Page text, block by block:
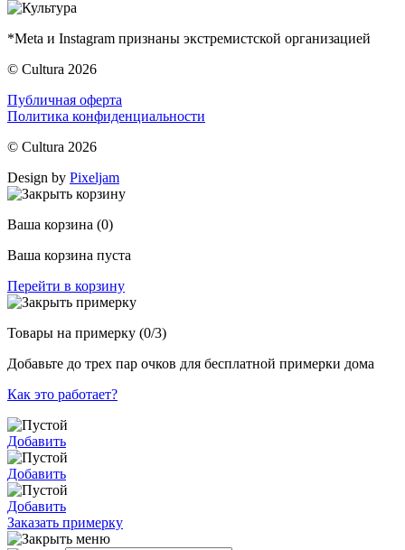
*Meta и Instagram признаны экстремистской организацией
© Cultura 2026
Публичная оферта
Политика конфиденциальности
© Cultura 2026
Design by Pixeljam
Ваша корзина (0)
Ваша корзина пуста
Перейти в корзину
Товары на примерку (0/3)
Добавьте до трех пар очков для бесплатной примерки дома
Как это работает?
Добавить
Добавить
Добавить
Заказать примерку